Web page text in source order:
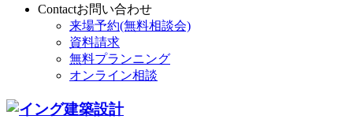
Contactお問い合わせ
来場予約(無料相談会)
資料請求
無料プランニング
オンライン相談